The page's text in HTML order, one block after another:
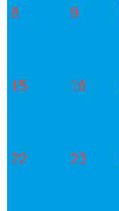
8 9
15 16
22 23